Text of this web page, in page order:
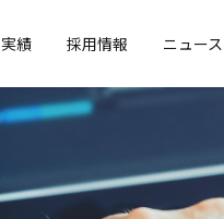
実績 採用情報 ニュース